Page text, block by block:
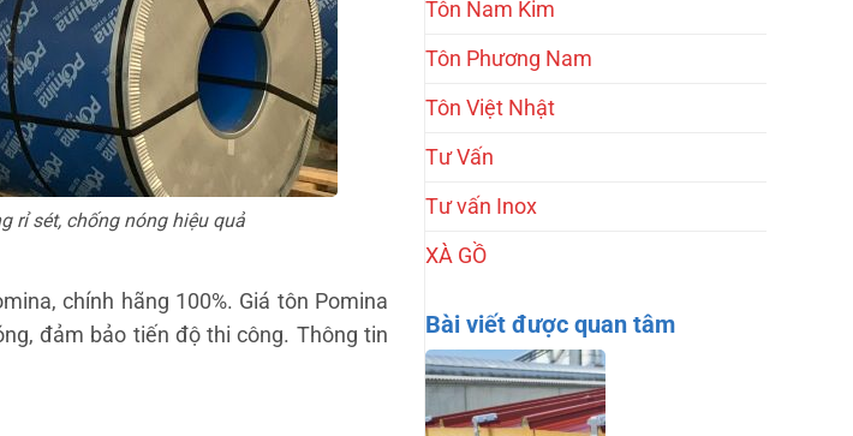
rỉ sét, chống nóng hiệu quả
chính hãng 100%. Giá tôn Pomina
đảm bảo tiến độ thi công. Thông tin
Tôn Nam Kim
Tôn Phương Nam
Tôn Việt Nhật
Tư Vấn
Tư vấn Inox
XÀ GỒ
Bài viết được quan tâm